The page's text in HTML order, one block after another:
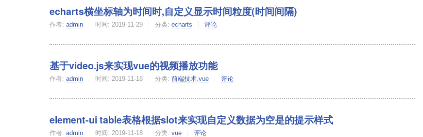
echarts横坐标轴为时间时,自定义显示时间粒度(时间间隔)
作者: admin 时间: 2019-11-29 分类: echarts 评论
基于video.js来实现vue的视频播放功能
作者: admin 时间: 2019-11-18 分类: 前端技术 vue 评论
element-ui table表格根据slot来实现自定义数据为空是的提示样式
作者: admin 时间: 2019-11-18 分类: vue 评论